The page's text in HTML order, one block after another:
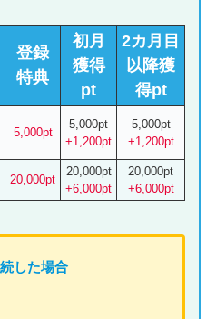
登録
特典
初月
獲得
pt
2カ月目
以降獲
得pt
5,000pt
5,000pt
+1,200pt
5,000pt
+1,200pt
20,000pt
20,000pt
+6,000pt
20,000pt
+6,000pt
した場合